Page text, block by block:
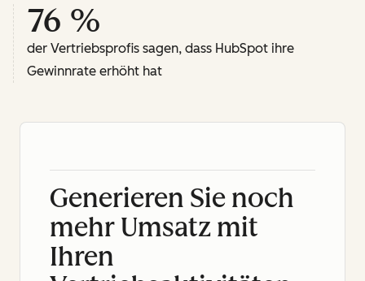
76 %
der Vertriebsprofis sagen, dass HubSpot ihre
Gewinnrate erhöht hat
Generieren Sie noch
mehr Umsatz mit
Ihren